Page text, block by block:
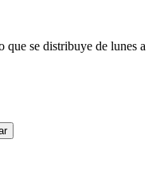
que se distribuye de lunes a